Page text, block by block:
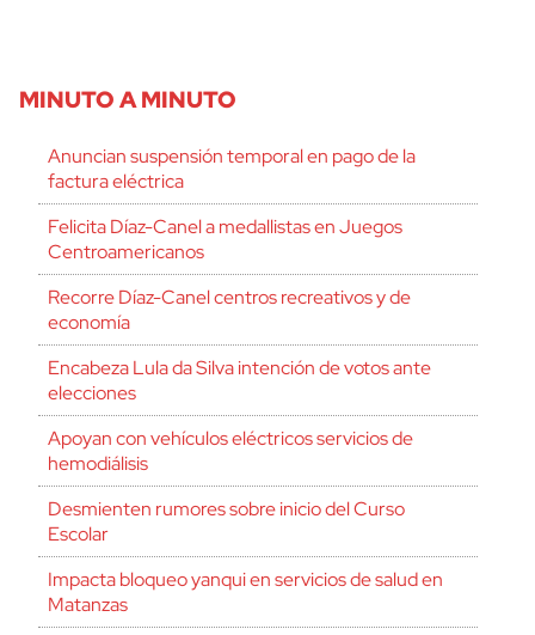
MINUTO A MINUTO
Anuncian suspensión temporal en pago de la
factura eléctrica
Felicita Díaz-Canel a medallistas en Juegos
Centroamericanos
Recorre Díaz-Canel centros recreativos y de
economía
Encabeza Lula da Silva intención de votos ante
elecciones
Apoyan con vehículos eléctricos servicios de
hemodiálisis
Desmienten rumores sobre inicio del Curso
Escolar
Impacta bloqueo yanqui en servicios de salud en
Matanzas